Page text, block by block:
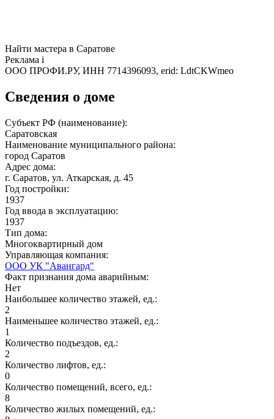
Найти мастера в Саратове
Реклама i
ООО ПРОФИ.РУ, ИНН 7714396093, erid: LdtCKWmeo
Сведения о доме
Субъект РФ (наименование):
Саратовская
Наименование муниципального района:
город Саратов
Адрес дома:
г. Саратов, ул. Аткарская, д. 45
Год постройки:
1937
Год ввода в эксплуатацию:
1937
Тип дома:
Многоквартирный дом
Управляющая компания:
ООО УК "Авангард"
Факт признания дома аварийным:
Нет
Наибольшее количество этажей, ед.:
2
Наименьшее количество этажей, ед.:
1
Количество подъездов, ед.:
2
Количество лифтов, ед.:
0
Количество помещений, всего, ед.:
8
Количество жилых помещений, ед.: